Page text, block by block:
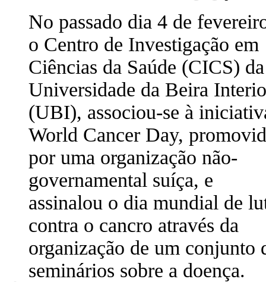
No passado dia 4 de
o Centro de Investigação em
Ciências da Saúde (CICS) da
Universidade da Beira
(UBI), associou-se à
World Cancer Day,
por uma organização não-
governamental suíça, e
assinalou o dia mundial de
contra o cancro através da
organização de um conjunto
seminários sobre a doença.